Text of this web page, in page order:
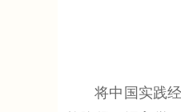
将中国实践经